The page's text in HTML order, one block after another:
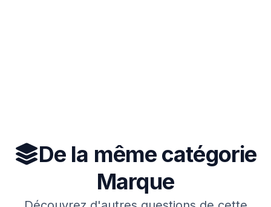
De la même catégorie
Marque